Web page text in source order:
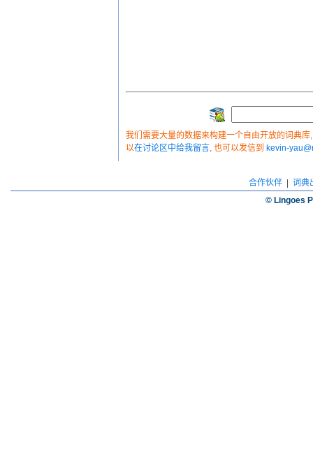
我们需要大量的数据来构建一个自由开放的词典
以在讨论区中给我留言, 也可以发信到 kevin-
合作伙伴| 词典
© Lingoes